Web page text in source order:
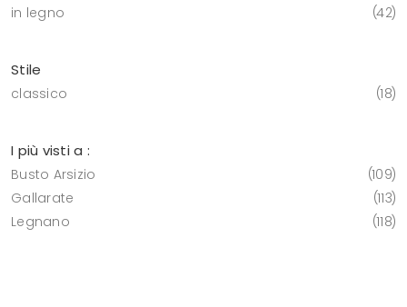
in legno 42
Stile
classico 18
I più visti a :
Busto Arsizio
109
Gallarate
113
Legnano
118